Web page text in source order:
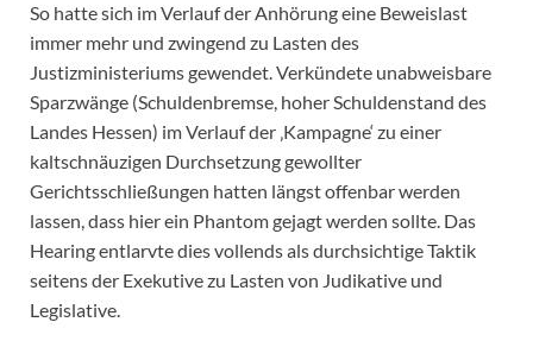
So hatte sich im Verlauf der Anhörung eine Beweislast
immer mehr und zwingend zu Lasten des
Justizministeriums gewendet. Verkündete unabweisbare
Sparzwänge (Schuldenbremse, hoher Schuldenstand des
Landes Hessen) im Verlauf der ‚Kampagne‘ zu einer
kaltschnäuzigen Durchsetzung gewollter
Gerichtsschließungen hatten längst offenbar werden
lassen, dass hier ein Phantom gejagt werden sollte. Das
Hearing entlarvte dies vollends als durchsichtige Taktik
seitens der Exekutive zu Lasten von Judikative und
Legislative.